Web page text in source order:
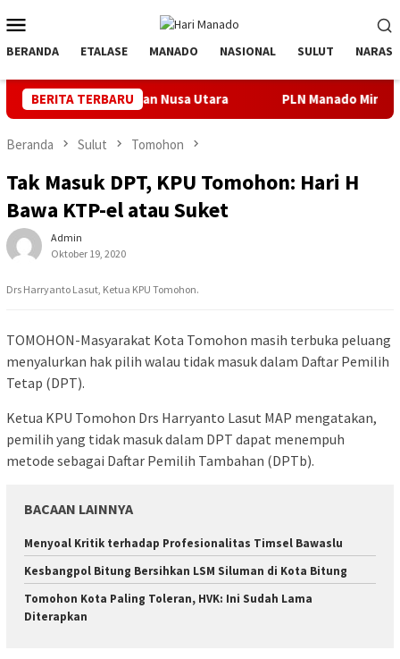
ke
kontenMobile
BERANDA ETALASE MANADO NASIONAL SULUT NARASI
BERITA TERBARU
Nusa Utara PLN Manado Minta Maaf
Beranda Sulut Tomohon
Tak Masuk DPT, KPU Tomohon: Hari H
Bawa KTP-el atau Suket
Admin
Oktober 19, 2020
Drs Harryanto Lasut, Ketua KPU Tomohon.
TOMOHON-Masyarakat Kota Tomohon masih terbuka peluang
menyalurkan hak pilih walau tidak masuk dalam Daftar Pemilih
Tetap (DPT).
Ketua KPU Tomohon Drs Harryanto Lasut MAP mengatakan,
pemilih yang tidak masuk dalam DPT dapat menempuh
metode sebagai Daftar Pemilih Tambahan (DPTb).
BACAAN LAINNYA
Menyoal Kritik terhadap Profesionalitas Timsel Bawaslu
Kesbangpol Bitung Bersihkan LSM Siluman di Kota Bitung
Tomohon Kota Paling Toleran, HVK: Ini Sudah Lama
Diterapkan